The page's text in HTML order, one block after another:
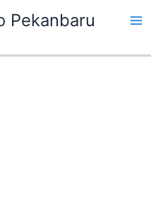
Pekanbaru